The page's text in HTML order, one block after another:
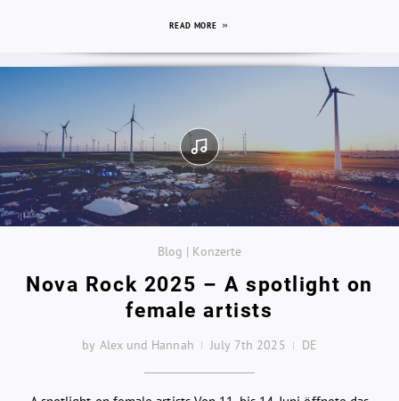
READ MORE
Blog | Konzerte
Nova Rock 2025 – A spotlight on
female artists
by Alex und Hannah July 7th 2025 DE